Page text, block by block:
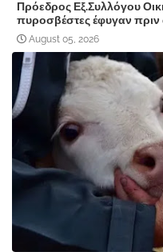
Πρόεδρος Εξ.Συλλόγου
πυροσβέστες έφυγαν πριν
August 05, 2026